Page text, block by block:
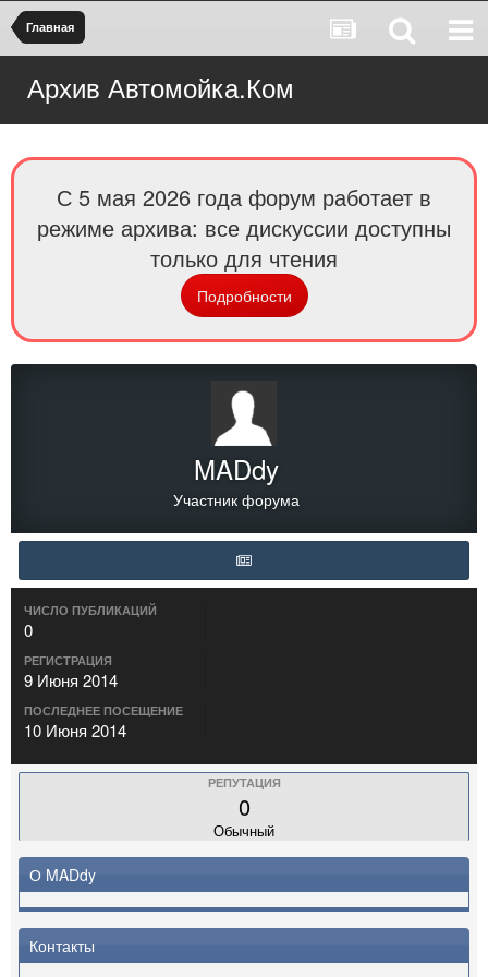
Главная
Архив Автомойка.Ком
С 5 мая 2026 года форум работает в
режиме архива: все дискуссии доступны
только для чтения
Подробности
MADdy
Участник форума
ЧИСЛО ПУБЛИКАЦИЙ
0
РЕГИСТРАЦИЯ
9 Июня 2014
ПОСЛЕДНЕЕ ПОСЕЩЕНИЕ
10 Июня 2014
РЕПУТАЦИЯ
0
Обычный
О MADdy
Контакты